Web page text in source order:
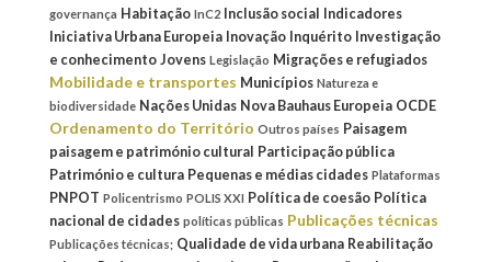
governança Habitação InC2 Inclusão social Indicadores
Iniciativa Urbana Europeia Inovação Inquérito Investigação
e conhecimento Jovens Legislação Migrações e refugiados
Mobilidade e transportes Municípios Natureza e
biodiversidade Nações Unidas Nova Bauhaus Europeia OCDE
Ordenamento do Território Outros países Paisagem
paisagem e património cultural Participação pública
Património e cultura Pequenas e médias cidades Plataformas
PNPOT Policentrismo POLIS XXI Política de coesão Política
nacional de cidades políticas públicas Publicações técnicas
Publicações técnicas; Qualidade de vida urbana Reabilitação